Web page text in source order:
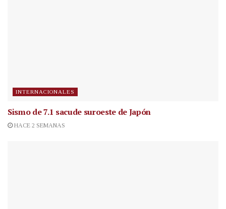
INTERNACIONALES
Sismo de 7.1 sacude suroeste de Japón
HACE 2 SEMANAS